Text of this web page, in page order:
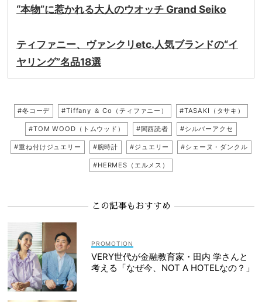
“本物”に惹かれる大人のウオッチ Grand Seiko
ティファニー、ヴァンクリetc.人気ブランドの“イ
ヤリング”名品18選
#冬コーデ #Tiffany ＆ Co（ティファニー） #TASAKI（タサキ）
#TOM WOOD（トムウッド） #関西読者 #シルバーアクセ
#重ね付けジュエリー #腕時計 #ジュエリー #シェーヌ・ダンクル
#HERMES（エルメス）
この記事もおすすめ
VERY世代が金融教育家・田内 学さんと
考える「なぜ今、NOT A HOTELなの？」